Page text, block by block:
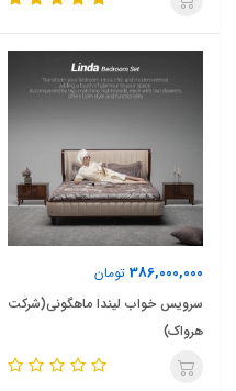
386,000,000 تومان
سرویس خواب لیندا ماهگونی(شرکت
هرواک)